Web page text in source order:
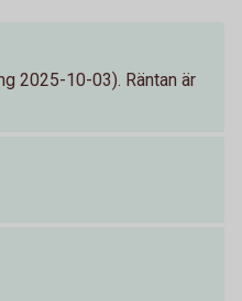
2025-10-03). Räntan är